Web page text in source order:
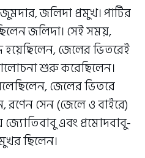
জলিদা প্রমুখ। পার্টির
জলিদা। সেই সময়,
হয়েছিলেন, জেলের ভিতরেই
শুরু করেছিলেন।
জেলের ভিতরে
সেন (জেলে ও বাইরে)
জ্যোতিবাবু এবং প্রমোদবাবু-
ছিলেন।